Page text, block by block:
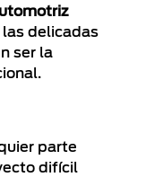
las delicadas
ser la
parte
difícil